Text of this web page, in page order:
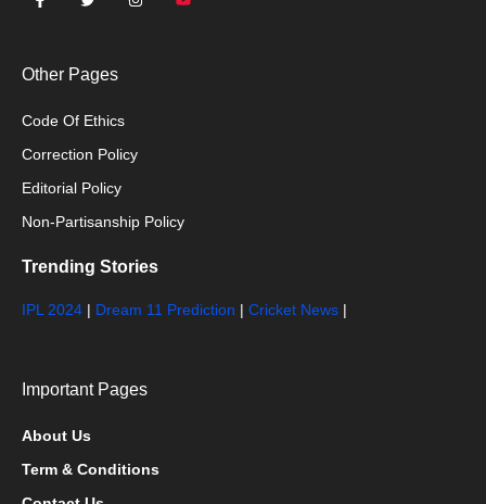
Other Pages
Code Of Ethics
Correction Policy
Editorial Policy
Non-Partisanship Policy
Trending Stories
IPL 2024 | Dream 11 Prediction | Cricket News |
Important Pages
About Us
Term & Conditions